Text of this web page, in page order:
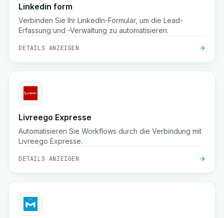
Linkedin form
Verbinden Sie Ihr LinkedIn-Formular, um die Lead-
Erfassung und -Verwaltung zu automatisieren.
DETAILS ANZEIGEN
Livreego Expresse
Automatisieren Sie Workflows durch die Verbindung mit
Livreego Expresse.
DETAILS ANZEIGEN